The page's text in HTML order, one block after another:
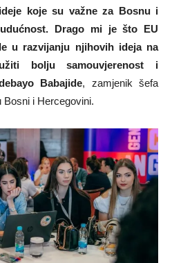
koje su važne za Bosnu i
Drago mi je što EU
u razvijanju njihovih ideja na
bolju samouvjerenost i
Babajide, zamjenik šefa
Bosni i Hercegovini.